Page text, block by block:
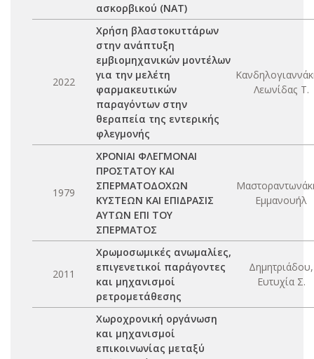
ασκορβικού (ΝΑΤ)
2022
Χρήση βλαστοκυττάρων
στην ανάπτυξη
εμβιομηχανικών μοντέλων
για την μελέτη
φαρμακευτικών
παραγόντων στην
θεραπεία της εντερικής
φλεγμονής
Λεωνίδας Τ.
1979
ΧΡΟΝΙΑΙ ΦΛΕΓΜΟΝΑΙ
ΠΡΟΣΤΑΤΟΥ ΚΑΙ
ΣΠΕΡΜΑΤΟΔΟΧΩΝ
ΚΥΣΤΕΩΝ ΚΑΙ ΕΠΙΔΡΑΣΙΣ
ΑΥΤΩΝ ΕΠΙ ΤΟΥ
ΣΠΕΡΜΑΤΟΣ
Εμμανουήλ
2011
Χρωμοσωμικές ανωμαλίες,
επιγενετικοί παράγοντες
και μηχανισμοί
ρετρομετάθεσης
Δημητριάδου,
Ευτυχία Σ.
Χωροχρονική οργάνωση
και μηχανισμοί
επικοινωνίας μεταξύ